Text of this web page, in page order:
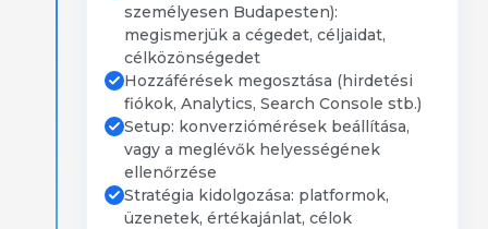
személyesen Budapesten):
megismerjük a cégedet, céljaidat,
célközönségedet
Hozzáférések megosztása (hirdetési
fiókok, Analytics, Search Console stb.)
Setup: konverziómérések beállítása,
vagy a meglévők helyességének
ellenőrzése
Stratégia kidolgozása: platformok,
üzenetek, értékajánlat, célok